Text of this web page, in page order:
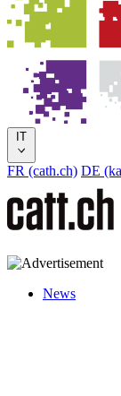
IT
FR (cath.ch) DE
News